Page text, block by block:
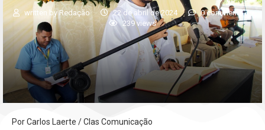
written byRedação 22 de abril de 2024
0 comments
239views
Por Carlos Laerte / Clas Comunicação